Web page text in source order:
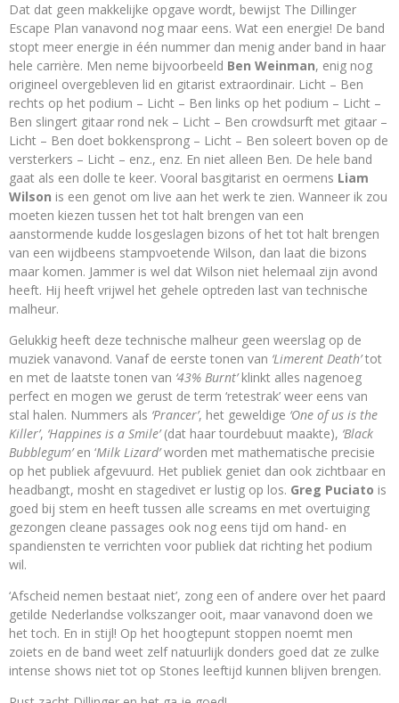
Dat dat geen makkelijke opgave wordt, bewijst The Dillinger
Escape Plan vanavond nog maar eens. Wat een energie! De band
stopt meer energie in één nummer dan menig ander band in haar
hele carrière. Men neme bijvoorbeeld Ben Weinman, enig nog
origineel overgebleven lid en gitarist extraordinair. Licht – Ben
rechts op het podium – Licht – Ben links op het podium – Licht –
Ben slingert gitaar rond nek – Licht – Ben crowdsurft met gitaar –
Licht – Ben doet bokkensprong – Licht – Ben soleert boven op de
versterkers – Licht – enz., enz. En niet alleen Ben. De hele band
gaat als een dolle te keer. Vooral basgitarist en oermens Liam
Wilson is een genot om live aan het werk te zien. Wanneer ik zou
moeten kiezen tussen het tot halt brengen van een
aanstormende kudde losgeslagen bizons of het tot halt brengen
van een wijdbeens stampvoetende Wilson, dan laat die bizons
maar komen. Jammer is wel dat Wilson niet helemaal zijn avond
heeft. Hij heeft vrijwel het gehele optreden last van technische
malheur.
Gelukkig heeft deze technische malheur geen weerslag op de
muziek vanavond. Vanaf de eerste tonen van ‘Limerent Death’tot
en met de laatste tonen van ‘43% Burnt’klinkt alles nagenoeg
perfect en mogen we gerust de term ‘retestrak’ weer eens van
stal halen. Nummers als ‘Prancer’, het geweldige ‘One of us is the
Killer’, ‘Happines is a Smile’(dat haar tourdebuut maakte), ‘Black
Bubblegum’en ‘Milk Lizard’worden met mathematische precisie
op het publiek afgevuurd. Het publiek geniet dan ook zichtbaar en
headbangt, mosht en stagedivet er lustig op los. Greg Puciato is
goed bij stem en heeft tussen alle screams en met overtuiging
gezongen cleane passages ook nog eens tijd om hand- en
spandiensten te verrichten voor publiek dat richting het podium
wil.
‘Afscheid nemen bestaat niet’, zong een of andere over het paard
getilde Nederlandse volkszanger ooit, maar vanavond doen we
het toch. En in stijl! Op het hoogtepunt stoppen noemt men
zoiets en de band weet zelf natuurlijk donders goed dat ze zulke
intense shows niet tot op Stones leeftijd kunnen blijven brengen.